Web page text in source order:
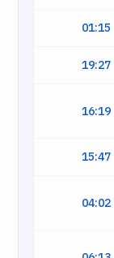
01:15
19:27
16:19
15:47
04:02